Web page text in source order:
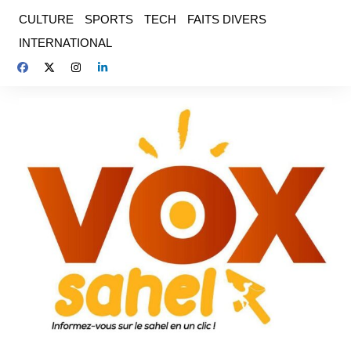
contenu
CULTURE SPORTS TECH
FAITS DIVERS
INTERNATIONAL